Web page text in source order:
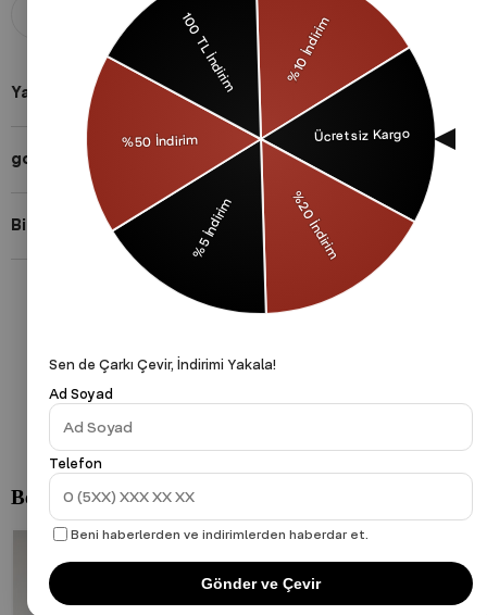
Aldığınız ürünü 14 gün içerisinde
iade edebilirsiniz.
Taksit imkanları ile herkese uygun
ödeme yöntemleri.
Yardıma mı ihtiyacın var?
gothamVibes Hakkında
Bizi Takip Et!
Sen de Çarkı Çevir, İndirimi Yakala!
Ad Soyad
Telefon
Beni haberlerden ve indirimlerden haberdar et.
Gönder ve Çevir